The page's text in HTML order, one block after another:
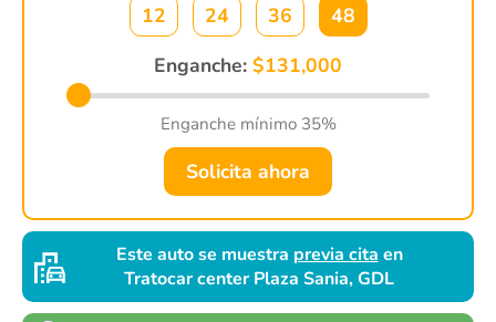
12
24 36
48
Enganche: $131,000
Enganche mínimo 35%
Solicita ahora
Este auto se muestra previa cita en
Tratocar center Plaza Sania, GDL